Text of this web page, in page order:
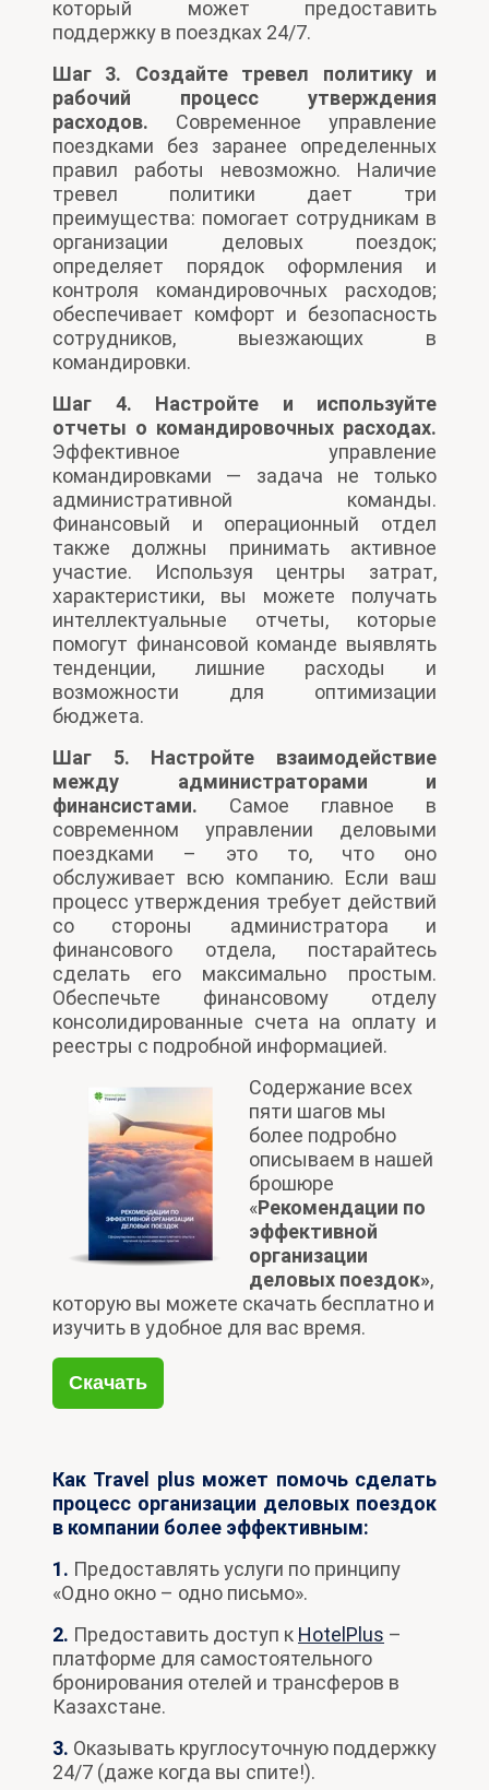
который может предоставить
поддержку в поездках 24/7.
Шаг 3. Создайте тревел политику и
рабочий процесс утверждения
расходов. Современное управление
поездками без заранее определенных
правил работы невозможно. Наличие
тревел политики дает три
преимущества: помогает сотрудникам в
организации деловых поездок;
определяет порядок оформления и
контроля командировочных расходов;
обеспечивает комфорт и безопасность
сотрудников, выезжающих в
командировки.
Шаг 4. Настройте и используйте
отчеты о командировочных расходах.
Эффективное управление
командировками — задача не только
административной команды.
Финансовый и операционный отдел
также должны принимать активное
участие. Используя центры затрат,
характеристики, вы можете получать
интеллектуальные отчеты, которые
помогут финансовой команде выявлять
тенденции, лишние расходы и
возможности для оптимизации
бюджета.
Шаг 5. Настройте взаимодействие
между администраторами и
финансистами. Самое главное в
современном управлении деловыми
поездками – это то, что оно
обслуживает всю компанию. Если ваш
процесс утверждения требует действий
со стороны администратора и
финансового отдела, постарайтесь
сделать его максимально простым.
Обеспечьте финансовому отделу
консолидированные счета на оплату и
реестры с подробной информацией.
Содержание всех
пяти шагов мы
более подробно
описываем в нашей
брошюре
«Рекомендации по
эффективной
организации
деловых поездок»,
которую вы можете скачать бесплатно и
изучить в удобное для вас время.
Скачать
Как Travel plus может помочь сделать
процесс организации деловых поездок
в компании более эффективным:
1. Предоставлять услуги по принципу
«Одно окно – одно письмо».
2. Предоставить доступ к HotelPlus –
платформе для самостоятельного
бронирования отелей и трансферов в
Казахстане.
3. Оказывать круглосуточную поддержку
24/7 (даже когда вы спите!).